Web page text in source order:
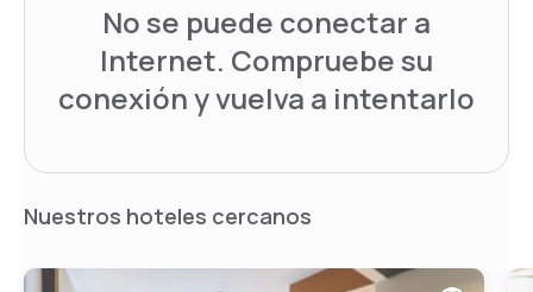
No se puede conectar a
Internet. Compruebe su
conexión y vuelva a intentarlo
Nuestros hoteles cercanos